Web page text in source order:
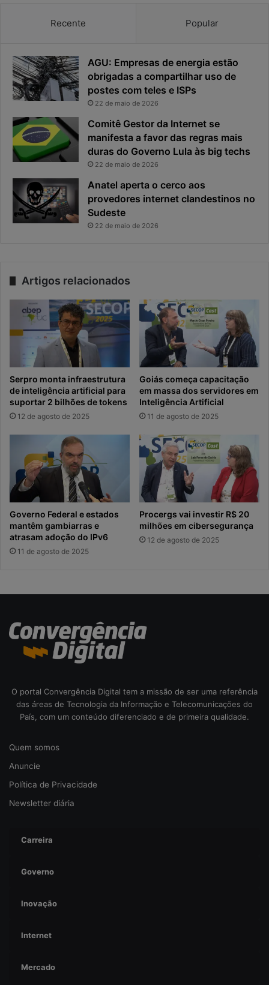
Recente Popular
AGU: Empresas de energia estão
obrigadas a compartilhar uso de
postes com teles e ISPs
22 de maio de 2026
Comitê Gestor da Internet se
manifesta a favor das regras mais
duras do Governo Lula às big techs
22 de maio de 2026
Anatel aperta o cerco aos
provedores internet clandestinos no
Sudeste
22 de maio de 2026
Artigos relacionados
Serpro monta infraestrutura
de inteligência artificial para
suportar 2 bilhões de tokens
12 de agosto de 2025
Goiás começa capacitação
em massa dos servidores em
Inteligência Artificial
11 de agosto de 2025
Governo Federal e estados
mantêm gambiarras e
atrasam adoção do IPv6
11 de agosto de 2025
Procergs vai investir R$ 20
milhões em cibersegurança
12 de agosto de 2025
O portal Convergência Digital tem a missão de ser uma referência
das áreas de Tecnologia da Informação e Telecomunicações do
País, com um conteúdo diferenciado e de primeira qualidade.
Quem somos
Anuncie
Política de Privacidade
Newsletter diária
Carreira
Governo
Inovação
Internet
Mercado